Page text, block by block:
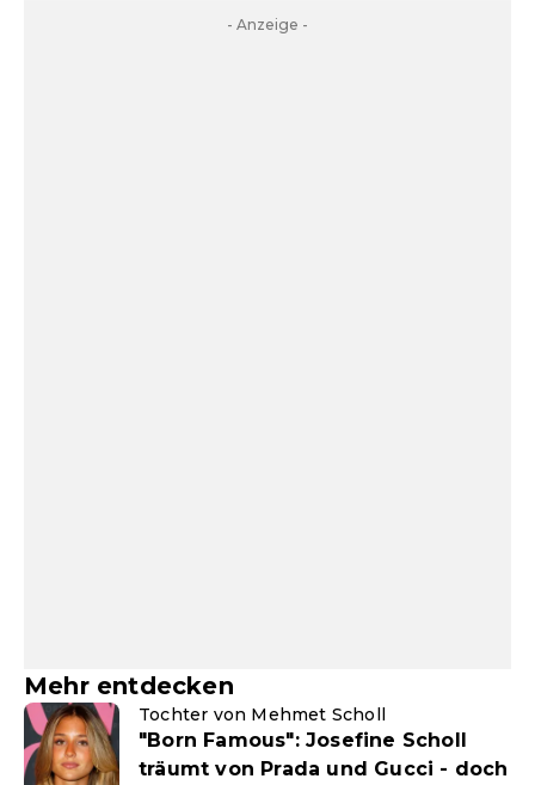
- Anzeige -
Mehr entdecken
Tochter von Mehmet Scholl
"Born Famous": Josefine Scholl
träumt von Prada und Gucci - doch